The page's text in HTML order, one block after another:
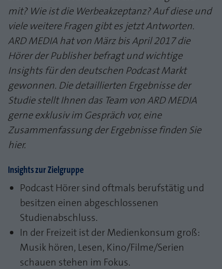
mit? Wie ist die Werbeakzeptanz? Auf diese und
viele weitere Fragen gibt es jetzt Antworten.
ARD MEDIA hat von März bis April 2017 die
Hörer der Publisher befragt und wichtige
Insights für den deutschen Podcast Markt
gewonnen. Die detaillierten Ergebnisse der
Studie stellt Ihnen das Team von ARD MEDIA
gerne exklusiv im Gespräch vor, eine
Zusammenfassung der Ergebnisse finden Sie
hier.
Insights zur Zielgruppe
Podcast Hörer sind oftmals berufstätig und
besitzen einen abgeschlossenen
Studienabschluss.
In der Freizeit ist der Medienkonsum groß:
Musik hören, Lesen, Kino/Filme/Serien
schauen stehen im Fokus.
Zweck PHPs Standard Sitzungs Identifikation
Laufzeit 1 Jahr
Zweck
Cookie von AT INTERNET zur Steuerung der
erweiterten Script- und Ereignisbehandlung